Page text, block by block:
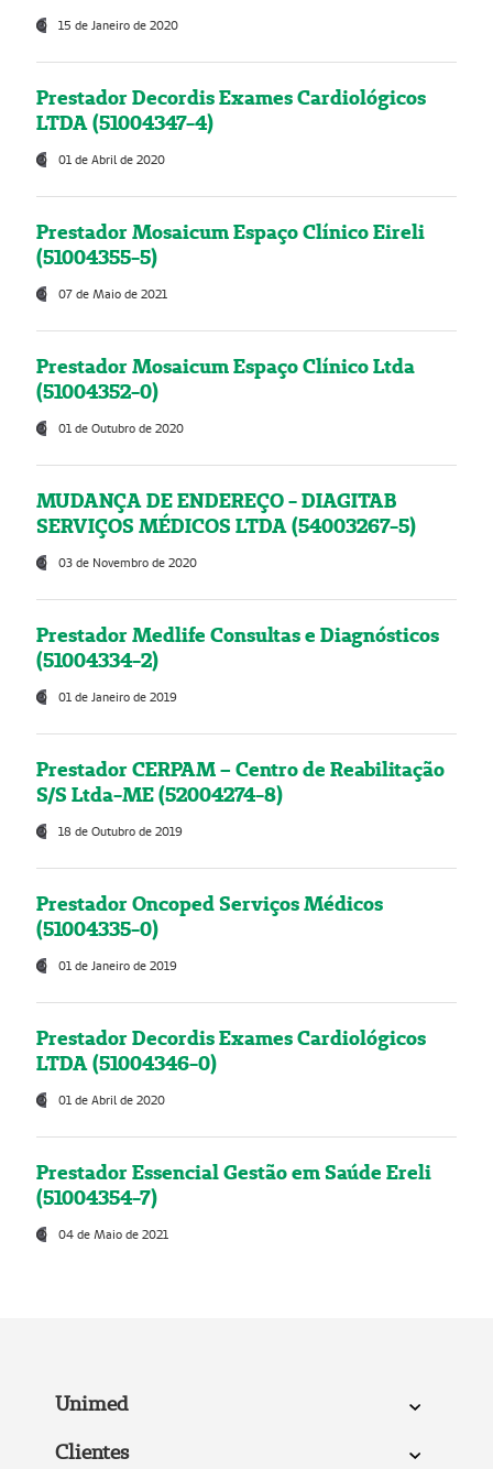
15 de Janeiro de 2020
Prestador Decordis Exames Cardiológicos
LTDA (51004347-4)
01 de Abril de 2020
Prestador Mosaicum Espaço Clínico Eireli
(51004355-5)
07 de Maio de 2021
Prestador Mosaicum Espaço Clínico Ltda
(51004352-0)
01 de Outubro de 2020
MUDANÇA DE ENDEREÇO - DIAGITAB
SERVIÇOS MÉDICOS LTDA (54003267-5)
03 de Novembro de 2020
Prestador Medlife Consultas e Diagnósticos
(51004334-2)
01 de Janeiro de 2019
Prestador CERPAM – Centro de Reabilitação
S/S Ltda-ME (52004274-8)
18 de Outubro de 2019
Prestador Oncoped Serviços Médicos
(51004335-0)
01 de Janeiro de 2019
Prestador Decordis Exames Cardiológicos
LTDA (51004346-0)
01 de Abril de 2020
Prestador Essencial Gestão em Saúde Ereli
(51004354-7)
04 de Maio de 2021
Unimed
Clientes